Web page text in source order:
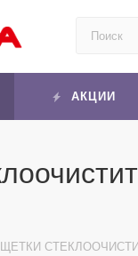
АКЦИИ
ЩЕТКИ